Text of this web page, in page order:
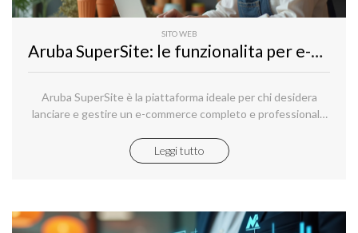
SITO WEB
Aruba SuperSite: le funzionalita per e-commerce
Aruba SuperSite è la piattaforma ideale per chi desidera
lanciare e gestire un e-commerce completo e professionale
funzionalità in un unico sistema.
Leggi tutto